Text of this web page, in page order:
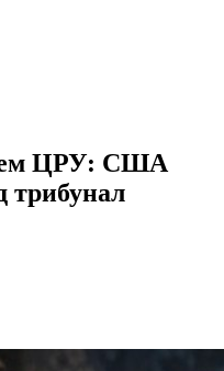
ЦРУ: США
трибунал